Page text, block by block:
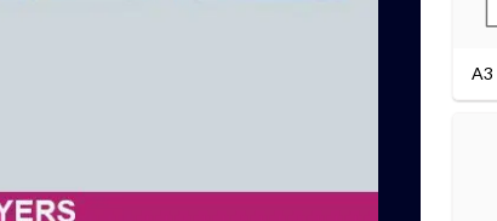
A3